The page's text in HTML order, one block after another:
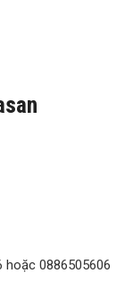
hoặc 0886505606